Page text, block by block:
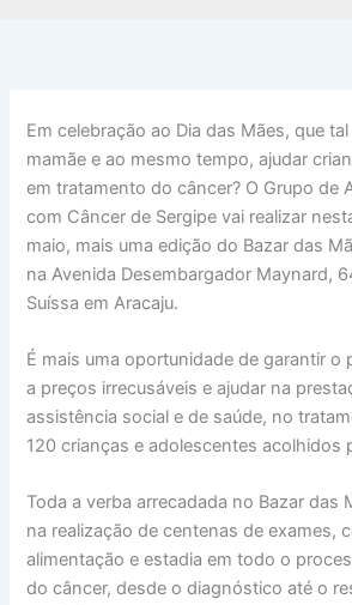
Em celebração ao Dia das Mães, que
mamãe e ao mesmo tempo, ajudar
em tratamento do câncer? O Grupo de
com Câncer de Sergipe vai realizar
maio, mais uma edição do Bazar das
na Avenida Desembargador Maynard,
Suíssa em Aracaju.
É mais uma oportunidade de garantir o
a preços irrecusáveis e ajudar na
assistência social e de saúde, no
120 crianças e adolescentes acolhidos
Toda a verba arrecadada no Bazar das
na realização de centenas de exames,
alimentação e estadia em todo o
do câncer, desde o diagnóstico até o